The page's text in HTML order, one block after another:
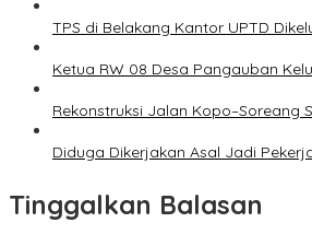
TPS di Belakang Kantor UPTD
Ketua RW 08 Desa Pangauban
Rekonstruksi Jalan Kopo–Soreang
Diduga Dikerjakan Asal Jadi
Tinggalkan Balasan